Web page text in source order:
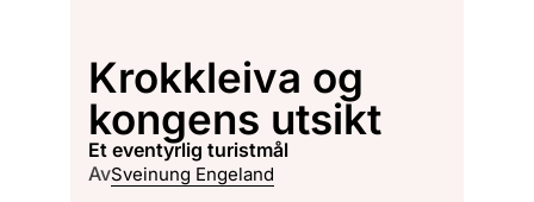
Krokkleiva og
kongens utsikt
et eventyrlig turistmål
AvSveinung Engeland